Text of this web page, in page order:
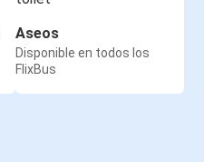
Aseos
Disponible en todos los
FlixBus